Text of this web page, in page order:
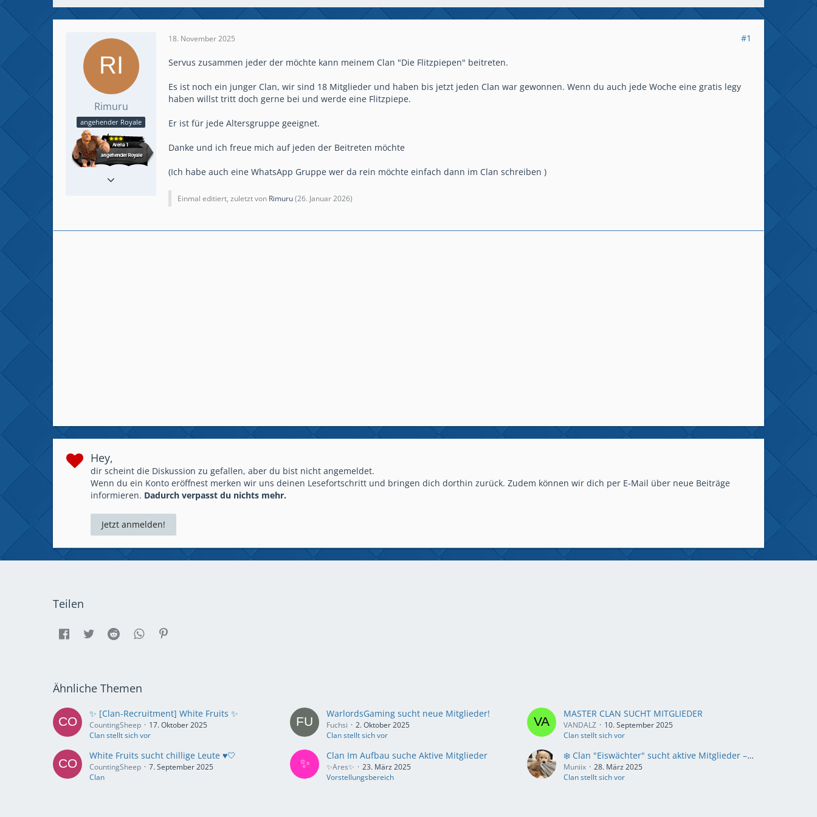
Rimuru
angehender Royale
18. November 2025 #1
Servus zusammen jeder der möchte kann meinem Clan "Die Flitzpiepen" beitreten.
Es ist noch ein junger Clan, wir sind 18 Mitglieder und haben bis jetzt jeden Clan war gewonnen. Wenn du auch jede Woche eine gratis legy
haben willst tritt doch gerne bei und werde eine Flitzpiepe.
Er ist für jede Altersgruppe geeignet.
Danke und ich freue mich auf jeden der Beitreten möchte
(Ich habe auch eine WhatsApp Gruppe wer da rein möchte einfach dann im Clan schreiben )
Einmal editiert, zuletzt von Rimuru(26. Januar 2026)
Hey,
dir scheint die Diskussion zu gefallen, aber du bist nicht angemeldet.
Wenn du ein Konto eröffnest merken wir uns deinen Lesefortschritt und bringen dich dorthin zurück. Zudem können wir dich per E-Mail über neue Beiträge
informieren. Dadurch verpasst du nichts mehr.
Jetzt anmelden!
Teilen
Ähnliche Themen
✨ [Clan-Recruitment] White Fruits ✨
CountingSheep
17. Oktober 2025
Clan stellt sich vor
WarlordsGaming sucht neue Mitglieder!
Fuchsi
2. Oktober 2025
Clan stellt sich vor
MASTER CLAN SUCHT MITGLIEDER
VANDALZ
10. September 2025
Clan stellt sich vor
White Fruits sucht chillige Leute ♥️🤍
CountingSheep
7. September 2025
Clan
Clan Im Aufbau suche Aktive Mitglieder
✨️Ares✨️
23. März 2025
Vorstellungsbereich
❄️ Clan "Eiswächter" sucht aktive Mitglieder – Sei dabei!
Muniix
28. März 2025
Clan stellt sich vor